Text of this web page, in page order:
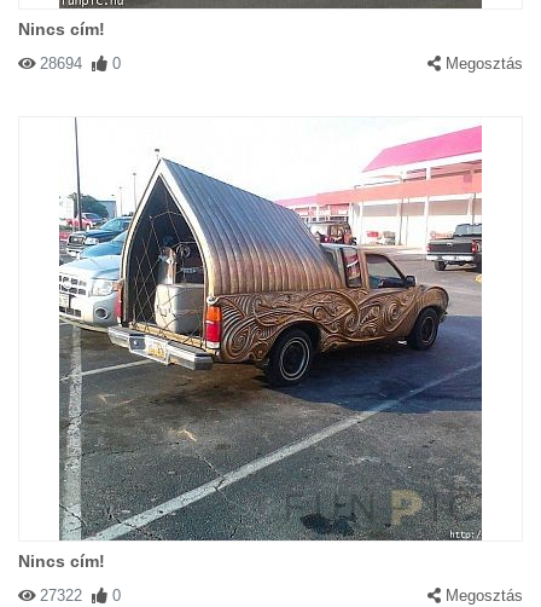
Nincs cím!
28694 0 Megosztás
Nincs cím!
27322 0 Megosztás